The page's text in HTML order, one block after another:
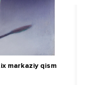
markaziy qism